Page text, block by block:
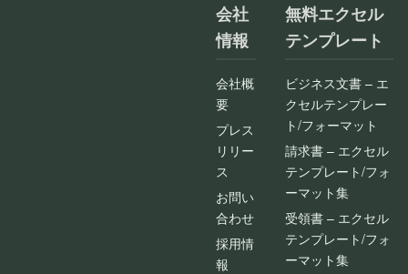
会社
情報
会社概
要
プレス
リリー
ス
お問い
合わせ
採用情
報
無料エクセル
テンプレート
ビジネス文書 – エ
クセルテンプレー
ト/フォーマット
請求書 – エクセル
テンプレート/フォ
ーマット集
受領書 – エクセル
テンプレート/フォ
ーマット集